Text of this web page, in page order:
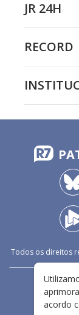
JR 24H
RECORD
Todos os direitos
acordo